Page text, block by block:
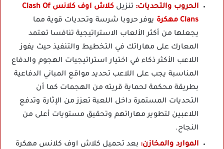
الحروب والتحديات: تنزيل
كلاش اوف كلانس Clash Of
Clans مهكرة
يوفر حروبا شرسة وتحديات قوية مما
يجعلها من أكثر الألعاب الاستراتيجية تنافسا تعتمد
المعارك على مهاراتك في التخطيط والتنفيذ حيث يفوز
اللاعب الأكثر ذكاء في اختيار استراتيجيات الهجوم والدفاع
المناسبة يجب على اللاعب تحديد مواقع المباني الدفاعية
بطريقة محكمة لحماية قريته من الهجمات كما أن
التحديات المستمرة داخل اللعبة تعزز من الإثارة وتدفع
اللاعبين لتطوير مهاراتهم وتحقيق مستويات أعلى من
النجاح.
الموارد والمخازن: بعد تحميل كلاش اوف كلانس مهكرة